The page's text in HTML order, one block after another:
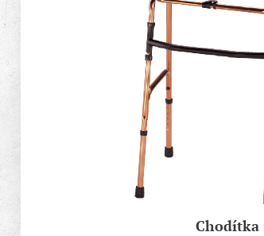
Chodítka